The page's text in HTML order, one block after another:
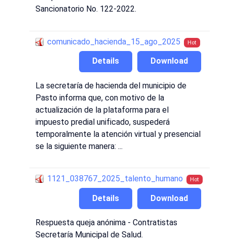
Sancionatorio No. 122-2022.
comunicado_hacienda_15_ago_2025 Hot
Download
Details
La secretaría de hacienda del municipio de
Pasto informa que, con motivo de la
actualización de la plataforma para el
impuesto predial unificado, suspederá
temporalmente la atención virtual y presencial
se la siguiente manera: ...
1121_038767_2025_talento_humano Hot
Download
Details
Respuesta queja anónima - Contratistas
Secretaría Municipal de Salud.